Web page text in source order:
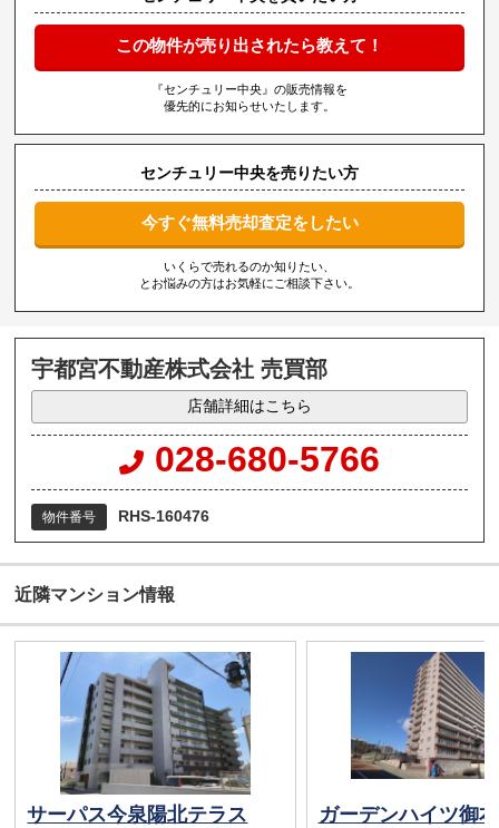
この物件が売り出されたら教えて！
『センチュリー中央』の販売情報を
優先的にお知らせいたします。
センチュリー中央を売りたい方
今すぐ無料売却査定をしたい
いくらで売れるのか知りたい、
とお悩みの方はお気軽にご相談下さい。
宇都宮不動産株式会社 売買部
店舗詳細はこちら
028-680-5766
物件番号 RHS-160476
近隣マンション情報
サーパス今泉陽北テラス ガーデンハイツ御